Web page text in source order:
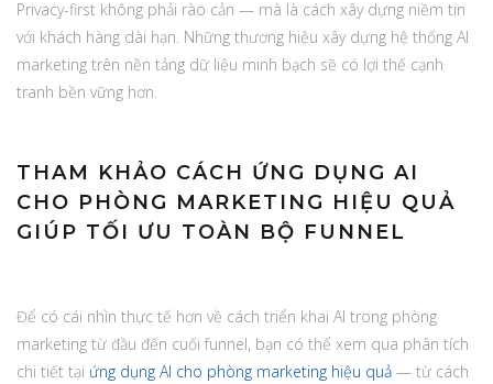
Privacy-first không phải rào cản — mà là cách xây dựng niềm tin
với khách hàng dài hạn. Những thương hiệu xây dựng hệ thống AI
marketing trên nền tảng dữ liệu minh bạch sẽ có lợi thế cạnh
tranh bền vững hơn.
THAM KHẢO CÁCH ỨNG DỤNG AI
CHO PHÒNG MARKETING HIỆU QUẢ
GIÚP TỐI ƯU TOÀN BỘ FUNNEL
Để có cái nhìn thực tế hơn về cách triển khai AI trong phòng
marketing từ đầu đến cuối funnel, bạn có thể xem qua phân tích
chi tiết tại ứng dụng AI cho phòng marketing hiệu quả — từ cách